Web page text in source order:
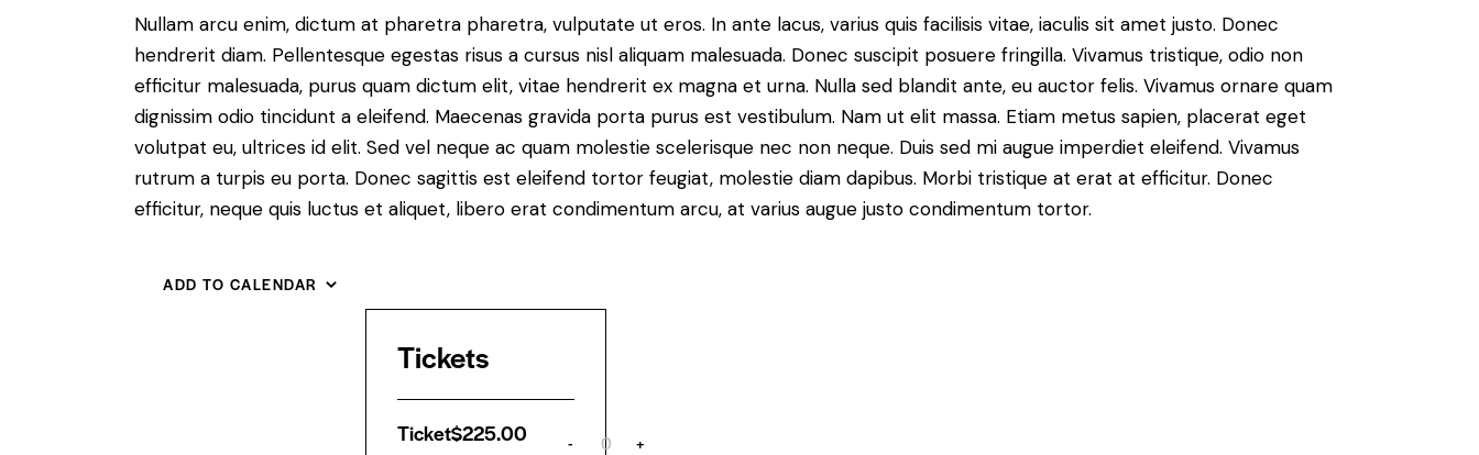
Nullam arcu enim, dictum at pharetra pharetra, vulputate ut eros. In ante lacus, varius quis facilisis vitae, iaculis sit amet justo. Donec
hendrerit diam. Pellentesque egestas risus a cursus nisl aliquam malesuada. Donec suscipit posuere fringilla. Vivamus tristique, odio non
efficitur malesuada, purus quam dictum elit, vitae hendrerit ex magna et urna. Nulla sed blandit ante, eu auctor felis. Vivamus ornare quam
dignissim odio tincidunt a eleifend. Maecenas gravida porta purus est vestibulum. Nam ut elit massa. Etiam metus sapien, placerat eget
volutpat eu, ultrices id elit. Sed vel neque ac quam molestie scelerisque nec non neque. Duis sed mi augue imperdiet eleifend. Vivamus
rutrum a turpis eu porta. Donec sagittis est eleifend tortor feugiat, molestie diam dapibus. Morbi tristique at erat at efficitur. Donec
efficitur, neque quis luctus et aliquet, libero erat condimentum arcu, at varius augue justo condimentum tortor.
ADD TO CALENDAR
Tickets
Ticket$225.00 - +